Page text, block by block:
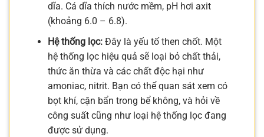
dĩa. Cá dĩa thích nước mềm, pH hơi axit
(khoảng 6.0 – 6.8).
Hệ thống lọc:Đây là yếu tố then chốt. Một
hệ thống lọc hiệu quả sẽ loại bỏ chất thải,
thức ăn thừa và các chất độc hại như
amoniac, nitrit. Bạn có thể quan sát xem có
bọt khí, cặn bẩn trong bể không, và hỏi về
công suất cũng như loại hệ thống lọc đang
được sử dụng.